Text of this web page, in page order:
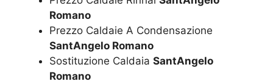
Romano
Prezzo Caldaie A Condensazione
SantAngelo Romano
Sostituzione Caldaia SantAngelo
Romano